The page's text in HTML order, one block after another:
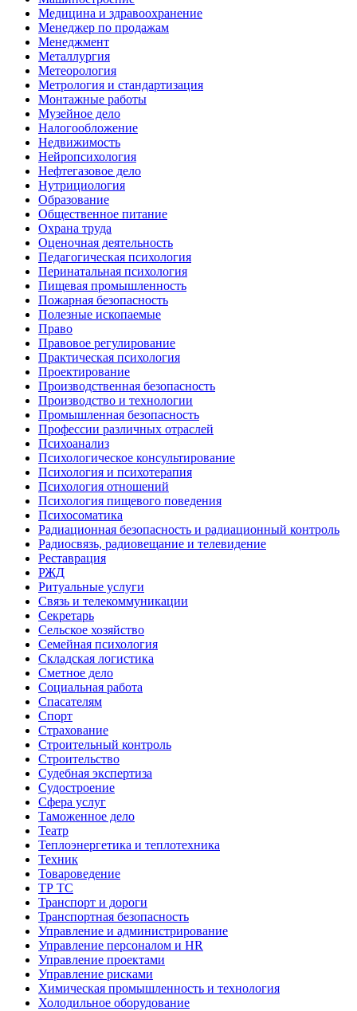
Медицина и здравоохранение
Менеджер по продажам
Менеджмент
Металлургия
Метеорология
Метрология и стандартизация
Монтажные работы
Музейное дело
Налогообложение
Недвижимость
Нейропсихология
Нефтегазовое дело
Нутрициология
Образование
Общественное питание
Охрана труда
Оценочная деятельность
Педагогическая психология
Перинатальная психология
Пищевая промышленность
Пожарная безопасность
Полезные ископаемые
Право
Правовое регулирование
Практическая психология
Проектирование
Производственная безопасность
Производство и технологии
Промышленная безопасность
Профессии различных отраслей
Психоанализ
Психологическое консультирование
Психология и психотерапия
Психология отношений
Психология пищевого поведения
Психосоматика
Радиационная безопасность и радиационный контроль
Радиосвязь, радиовещание и телевидение
Реставрация
РЖД
Ритуальные услуги
Связь и телекоммуникации
Секретарь
Сельское хозяйство
Семейная психология
Складская логистика
Сметное дело
Социальная работа
Спасателям
Спорт
Страхование
Строительный контроль
Строительство
Судебная экспертиза
Судостроение
Сфера услуг
Таможенное дело
Театр
Теплоэнергетика и теплотехника
Техник
Товароведение
ТР ТС
Транспорт и дороги
Транспортная безопасность
Управление и администрирование
Управление персоналом и HR
Управление проектами
Управление рисками
Химическая промышленность и технология
Холодильное оборудование